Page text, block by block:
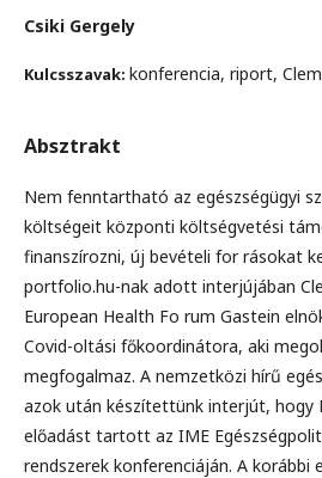
Csiki Gergely
Kulcsszavak: konferencia, riport,
Absztrakt
Nem fenntartható az egészségügyi
költségeit központi költségvetési
finanszírozni, új bevételi for rásokat
portfolio.hu-nak adott interjújában
European Health Fo rum Gastein
Covid-oltási főkoordinátora, aki
megfogalmaz. A nemzetközi hírű
azok után készítettünk interjút, hogy
előadást tartott az IME
rendszerek konferenciáján. A korábbi